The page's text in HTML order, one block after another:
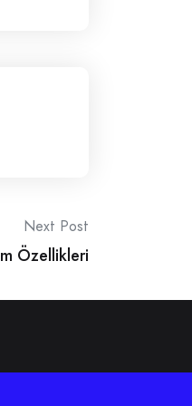
Next Post
Özellikleri